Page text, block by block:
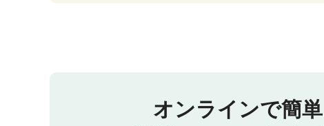
オンラインで簡単